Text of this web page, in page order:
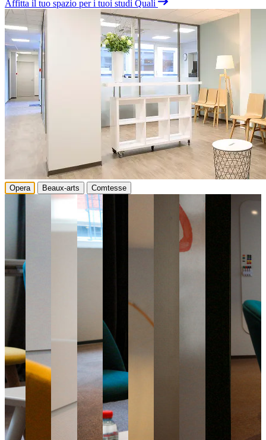
Affitta il tuo spazio per i tuoi studi Quali
Opera Beaux-arts Comtesse